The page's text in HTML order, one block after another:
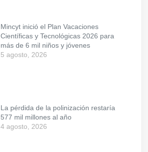
Mincyt inició el Plan Vacaciones
Científicas y Tecnológicas 2026 para
más de 6 mil niños y jóvenes
5 agosto, 2026
La pérdida de la polinización restaría
577 mil millones al año
4 agosto, 2026